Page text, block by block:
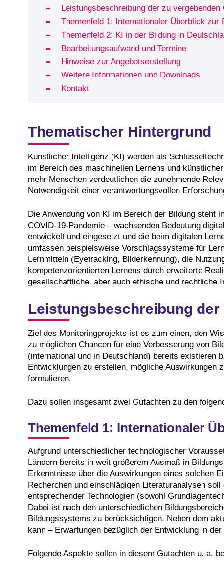
Leistungsbeschreibung der zu vergebenden
Themenfeld 1: Internationaler Überblick
Themenfeld 2: KI in der Bildung in
Bearbeitungsaufwand und Termine
Hinweise zur Angebotserstellung
Weitere Informationen und Downloads
Kontakt
Thematischer Hintergrund
Künstlicher Intelligenz (KI) werden als
im Bereich des maschinellen Lernens und
mehr Menschen verdeutlichen die zunehmende
Notwendigkeit einer verantwortungsvollen
Die Anwendung von KI im Bereich der Bildung steht
COVID-19-Pandemie – wachsenden Bedeutung
entwickelt und eingesetzt und die beim digitalen
umfassen beispielsweise Vorschlagssysteme für
Lernmitteln (Eyetracking, Bilderkennung), die
kompetenzorientierten Lernens durch erweiterte
gesellschaftliche, aber auch ethische und rechtliche
Leistungsbeschreibung
Ziel des Monitoringprojekts ist es zum einen, den
zu möglichen Chancen für eine Verbesserung von
(international und in Deutschland) bereits existieren
Entwicklungen zu erstellen, mögliche Auswirkungen
formulieren.
Dazu sollen insgesamt zwei Gutachten zu den
Themenfeld 1: Internationaler
Aufgrund unterschiedlicher technologischer
Ländern bereits in weit größerem Ausmaß in
Erkenntnisse über die Auswirkungen eines solchen
Recherchen und einschlägigen Literaturanalysen
entsprechender Technologien (sowohl
Dabei ist nach den unterschiedlichen
Bildungssystems zu berücksichtigen. Neben dem
kann – Erwartungen bezüglich der Entwicklung in
Folgende Aspekte sollen in diesem Gutachten u. a.